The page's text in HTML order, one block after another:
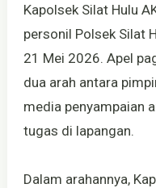
Kapolsek Silat Hulu
personil Polsek Silat
21 Mei 2026. Apel
dua arah antara
media penyampaian
tugas di lapangan.
Dalam arahannya,